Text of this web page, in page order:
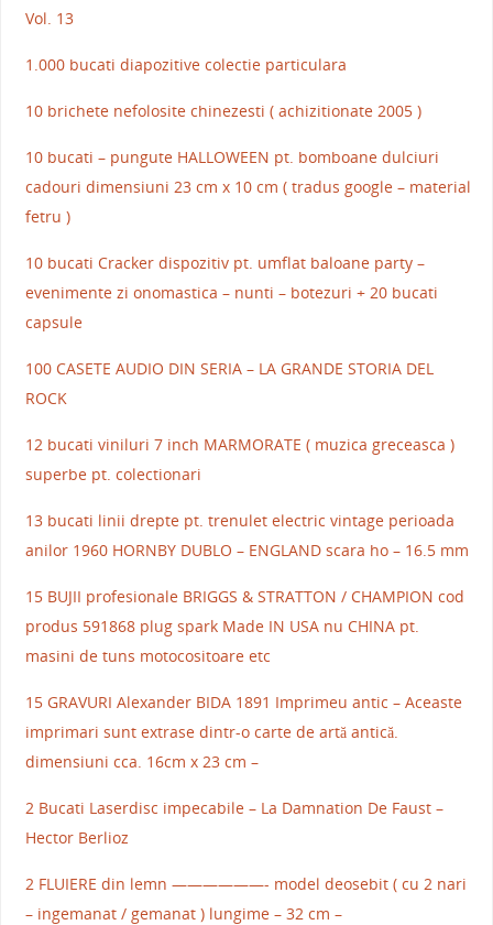
Vol. 13
1.000 bucati diapozitive colectie particulara
10 brichete nefolosite chinezesti ( achizitionate 2005 )
10 bucati – pungute HALLOWEEN pt. bomboane dulciuri
cadouri dimensiuni 23 cm x 10 cm ( tradus google – material
fetru )
10 bucati Cracker dispozitiv pt. umflat baloane party –
evenimente zi onomastica – nunti – botezuri + 20 bucati
capsule
100 CASETE AUDIO DIN SERIA – LA GRANDE STORIA DEL
ROCK
12 bucati viniluri 7 inch MARMORATE ( muzica greceasca )
superbe pt. colectionari
13 bucati linii drepte pt. trenulet electric vintage perioada
anilor 1960 HORNBY DUBLO – ENGLAND scara ho – 16.5 mm
15 BUJII profesionale BRIGGS & STRATTON / CHAMPION cod
produs 591868 plug spark Made IN USA nu CHINA pt.
masini de tuns motocositoare etc
15 GRAVURI Alexander BIDA 1891 Imprimeu antic – Aceaste
imprimari sunt extrase dintr-o carte de artă antică.
dimensiuni cca. 16cm x 23 cm –
2 Bucati Laserdisc impecabile – La Damnation De Faust –
Hector Berlioz
2 FLUIERE din lemn ——————- model deosebit ( cu 2 nari
– ingemanat / gemanat ) lungime – 32 cm –